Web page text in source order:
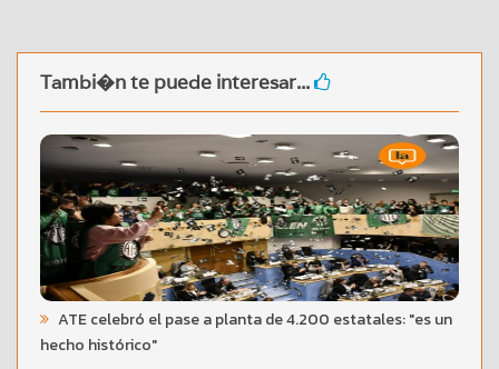
Tambi�n te puede interesar...
ATE celebró el pase a planta de 4.200 estatales: "es un
hecho histórico"